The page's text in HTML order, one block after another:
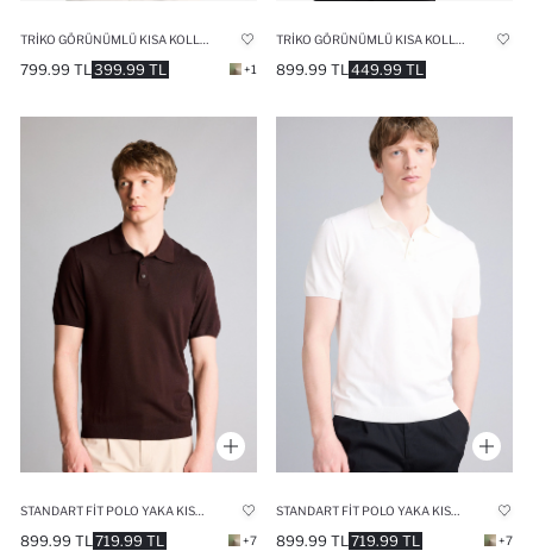
399.99 TL
799.99 TL +1 449.99 TL
899.99 TL
719.99 TL
899.99 TL +7 719.99 TL
899.99 TL +7